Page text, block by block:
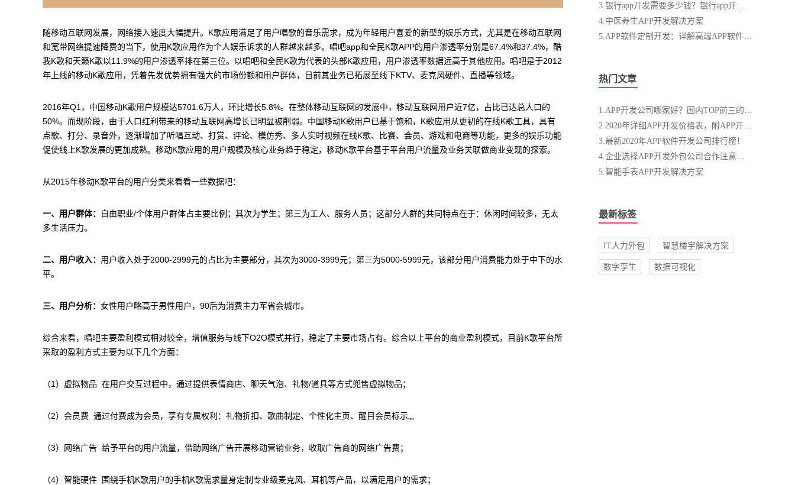
4.中医养生APP开发解决方案
热门文章
3.最新2020年APP软件开发公司排行榜！
5.智能手表APP开发解决方案
最新标签
IT人力外包 智慧楼宇解决方案
数字孪生 数据可视化
随移动互联网发展，网络接入速度大幅提升。K歌应用满足了用户唱歌的音乐需求，成为年轻用户喜爱的新型的娱乐方式，尤其是在移动互联网
和宽带网络提速降费的当下，使用K歌应用作为个人娱乐诉求的人群越来越多。唱吧app和全民K歌APP的用户渗透率分别是67.4%和37.4%，酷
我K歌和天籁K歌以11.9%的用户渗透率排在第三位。以唱吧和全民K歌为代表的头部K歌应用，用户渗透率数据远高于其他应用。唱吧是于2012
年上线的移动K歌应用，凭着先发优势拥有强大的市场份额和用户群体，目前其业务已拓展至线下KTV、麦克风硬件、直播等领域。
2016年Q1，中国移动K歌用户规模达5701.6万人，环比增长5.8%。在整体移动互联网的发展中，移动互联网用户近7亿，占比已达总人口的
50%。而现阶段，由于人口红利带来的移动互联网高增长已明显被削弱。中国移动K歌用户已基于饱和，K歌应用从更初的在线K歌工具，具有
点歌、打分、录音外，逐渐增加了听唱互动、打赏、评论、模仿秀、多人实时视频在线K歌、比赛、会员、游戏和电商等功能，更多的娱乐功能
促使线上K歌发展的更加成熟。移动K歌应用的用户规模及核心业务趋于稳定，移动K歌平台基于平台用户流量及业务关联做商业变现的探索。
从2015年移动K歌平台的用户分类来看看一些数据吧：
一、用户群体：
自由职业/个体用户群体占主要比例；其次为学生；第三为工人、服务人员；这部分人群的共同特点在于：休闲时间较多，无太
多生活压力。
二、用户收入： 用户收入处于2000-2999元的占比为主要部分，其次为3000-3999元；第三为5000-5999元，该部分用户消费能力处于中下的水
平。
三、用户分析： 女性用户略高于男性用户，90后为消费主力军省会城市。
综合来看，唱吧主要盈利模式相对较全，增值服务与线下O2O模式并行，稳定了主要市场占有。综合以上平台的商业盈利模式，目前K歌平台所
采取的盈利方式主要为以下几个方面：
（1）虚拟物品 在用户交互过程中，通过提供表情商店、聊天气泡、礼物/道具等方式兜售虚拟物品；
（2）会员费 通过付费成为会员，享有专属权利：礼物折扣、歌曲制定、个性化主页、醒目会员标示„„
（3）网络广告 给予平台的用户流量，借助网络广告开展移动营销业务，收取广告商的网络广告费；
（4）智能硬件 围绕手机K歌用户的手机K歌需求量身定制专业级麦克风、耳机等产品，以满足用户的需求；